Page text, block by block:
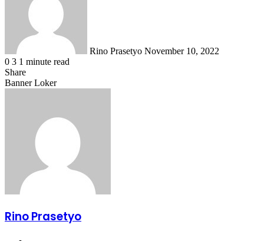
Rino Prasetyo November 10, 2022
0 3 1 minute read
Share
Facebook
X
LinkedIn
WhatsApp
Share
Banner Loker
Rino Prasetyo